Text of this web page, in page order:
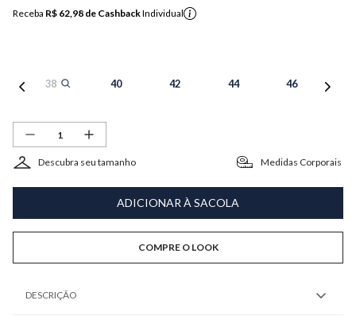
Receba R$ 62,98 de CashbackIndividual
38 40 42 44 46
Descubra seu tamanho Medidas Corporais
ADICIONAR À SACOLA
COMPRE O LOOK
DESCRIÇÃO